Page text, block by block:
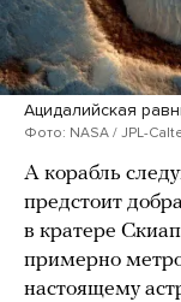
Ацидалийская
Фото: NASA / JPL-
А корабль
предстоит
в кратере
примерно
настоящему